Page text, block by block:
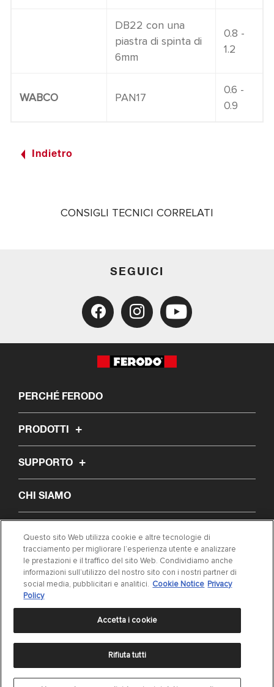
DB22 con una
piastra di spinta di
6mm
0.8 -
1.2
WABCO PAN17
0.6 -
0.9
Indietro
CONSIGLI TECNICI CORRELATI
SEGUICI
PERCHÉ FERODO
PRODOTTI
SUPPORTO
CHI SIAMO
TROVA IL MIO COMPONENTE
CONTATTO
Informativa sulla Privacy|Condizioni d'uso|Cookie Settings|Cookie Notice
Questo sito Web utilizza cookie e altre tecnologie di
tracciamento per migliorare l’esperienza utente e analizzare
le prestazioni e il traffico del sito Web. Condividiamo anche
informazioni sull’utilizzo del nostro sito con i nostri partner di
social media, pubblicitari e analitici. Cookie Notice Privacy
Policy
Rifiuta tutti
Accetta i cookie